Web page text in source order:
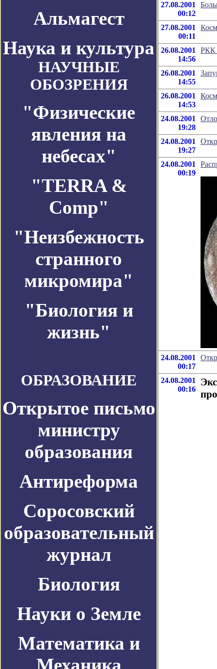
Альмагест
Наука и культура
НАУЧНЫЕ
ОБОЗРЕНИЯ
"Физические
явления на
небесах"
"TERRA &
Comp"
"Неизбежность
странного
микромира"
"Биология и
жизнь"
ОБРАЗОВАНИЕ
Открытое письмо
министру
образования
Антиреформа
Соросовский
образовательный
журнал
Биология
Науки о Земле
Математика и
27.08.2001
00:12
27.08.2001
00:11
26.08.2001
14:56
РКК
26.08.2001
14:55
26.08.2001
14:53
24.08.2001
19:28
24.08.2001
19:27
24.08.2001
00:19
24.08.2001
00:17
24.08.2001
00:16